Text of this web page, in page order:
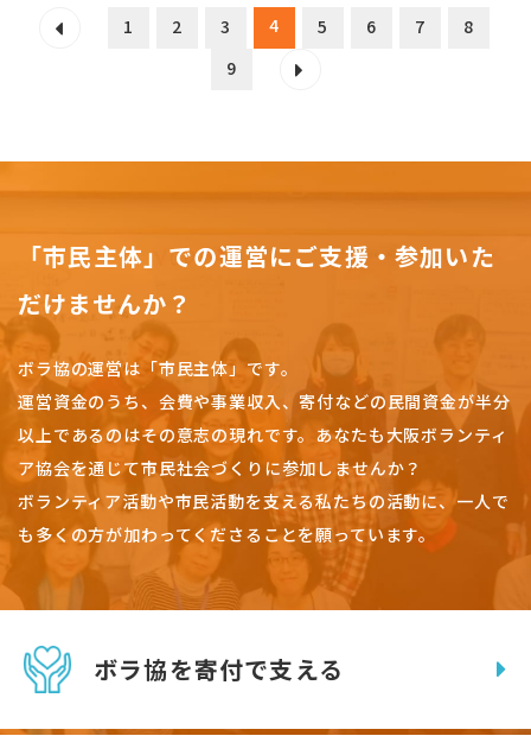
1 2 3 4 5 6 7
8
9
「市民主体」での運営にご支援・参加いた
だけませんか？
ボラ協の運営は「市民主体」です。
運営資金のうち、会費や事業収入、寄付などの民間資金が半分
以上であるのはその意志の現れです。 あなたも大阪ボランティ
ア協会を通じて市民社会づくりに参加しませんか？
ボランティア活動や市民活動を支える私たちの活動に、一人で
も多くの方が加わってくださることを願っています。
ボラ協を寄付で支える